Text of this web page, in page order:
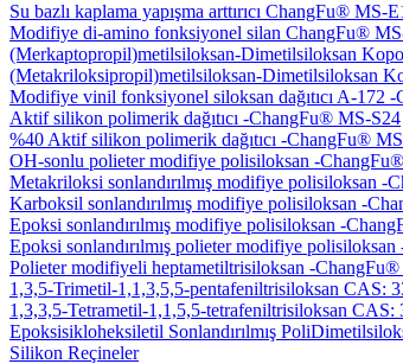
Su bazlı kaplama yapışma arttırıcı ChangFu® MS-
Modifiye di-amino fonksiyonel silan ChangFu®
(Merkaptopropil)metilsiloksan-Dimetilsiloksan
(Metakriloksipropil)metilsiloksan-Dimetilsiloksan
Modifiye vinil fonksiyonel siloksan dağıtıcı A-172
Aktif silikon polimerik dağıtıcı -ChangFu® MS-S24
%40 Aktif silikon polimerik dağıtıcı -ChangFu®
OH-sonlu polieter modifiye polisiloksan -
Metakriloksi sonlandırılmış modifiye polisiloksan
Karboksil sonlandırılmış modifiye polisiloksan -
Epoksi sonlandırılmış modifiye polisiloksan -
Epoksi sonlandırılmış polieter modifiye
Polieter modifiyeli heptametiltrisiloksan -
1,3,5-Trimetil-1,1,3,5,5-pentafeniltrisiloksan CAS:
1,3,3,5-Tetrametil-1,1,5,5-tetrafeniltrisiloksan CAS:
Epoksisikloheksiletil Sonlandırılmış
Silikon Reçineler